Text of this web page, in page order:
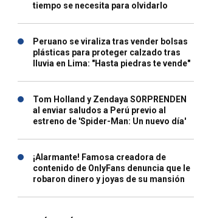
tiempo se necesita para olvidarlo
Peruano se viraliza tras vender bolsas
plásticas para proteger calzado tras
lluvia en Lima: "Hasta piedras te vende"
Tom Holland y Zendaya SORPRENDEN
al enviar saludos a Perú previo al
estreno de 'Spider-Man: Un nuevo día'
¡Alarmante! Famosa creadora de
contenido de OnlyFans denuncia que le
robaron dinero y joyas de su mansión